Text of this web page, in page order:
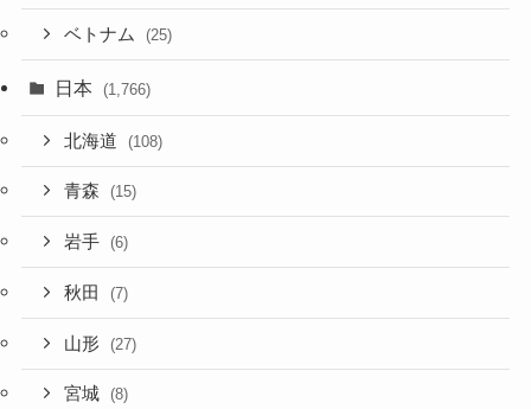
ベトナム (25)
日本 (1,766)
北海道 (108)
青森 (15)
岩手 (6)
秋田 (7)
山形 (27)
宮城 (8)